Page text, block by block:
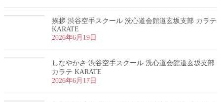
挨拶 渋谷空手スクール 洗心道会館道玄坂支部 カラテ
KARATE
2026年6月19日
しなやかさ 渋谷空手スクール 洗心道会館道玄坂支部
カラテ KARATE
2026年6月17日